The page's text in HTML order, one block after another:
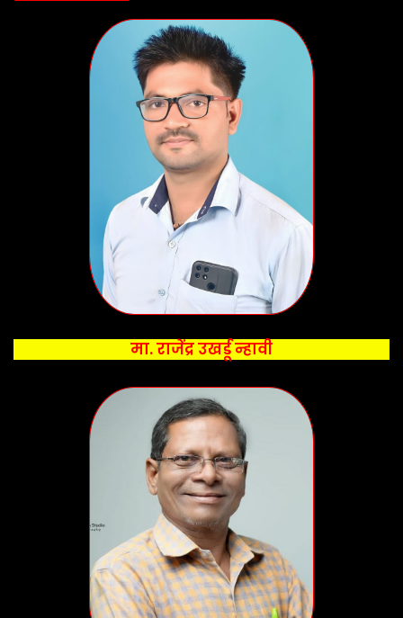
मा. राजेंद्र उखर्डू न्हावी